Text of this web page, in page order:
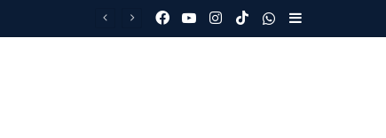
Facebook
YouTubeInstagram
TikTokWhatsApp
Barra Lateral